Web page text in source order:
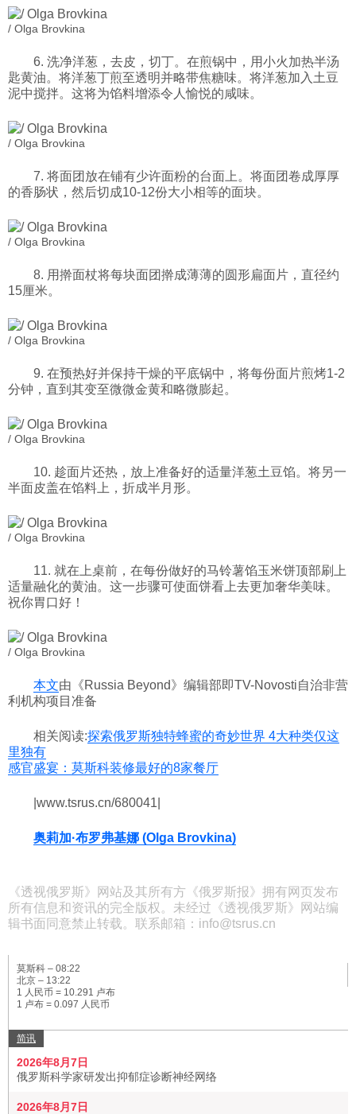
/ Olga Brovkina
6. 洗净洋葱，去皮，切丁。在煎锅中，用小火加热半汤
匙黄油。将洋葱丁煎至透明并略带焦糖味。将洋葱加入土豆
泥中搅拌。这将为馅料增添令人愉悦的咸味。
/ Olga Brovkina
7. 将面团放在铺有少许面粉的台面上。将面团卷成厚厚
的香肠状，然后切成10-12份大小相等的面块。
/ Olga Brovkina
8. 用擀面杖将每块面团擀成薄薄的圆形扁面片，直径约
15厘米。
/ Olga Brovkina
9. 在预热好并保持干燥的平底锅中，将每份面片煎烤1-2
分钟，直到其变至微微金黄和略微膨起。
/ Olga Brovkina
10. 趁面片还热，放上准备好的适量洋葱土豆馅。将另一
半面皮盖在馅料上，折成半月形。
/ Olga Brovkina
11. 就在上桌前，在每份做好的马铃薯馅玉米饼顶部刷上
适量融化的黄油。这一步骤可使面饼看上去更加奢华美味。
祝你胃口好！
/ Olga Brovkina
本文由《Russia Beyond》编辑部即TV-Novosti自治非营
利机构项目准备
相关阅读:探索俄罗斯独特蜂蜜的奇妙世界 4大种类仅这
里独有
感官盛宴：莫斯科装修最好的8家餐厅
|www.tsrus.cn/680041|
奥莉加·布罗弗基娜 (Olga Brovkina)
《透视俄罗斯》网站及其所有方《俄罗斯报》拥有网页发布
所有信息和资讯的完全版权。未经过《透视俄罗斯》网站编
辑书面同意禁止转载。联系邮箱：info@tsrus.cn
莫斯科 – 08:22
北京 – 13:22
1 人民币 = 10.291 卢布
1 卢布 = 0.097 人民币
简讯
2026年8月7日
俄罗斯科学家研发出抑郁症诊断神经网络
2026年8月7日